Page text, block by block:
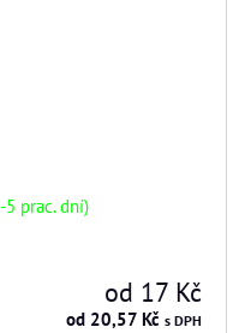
prac. dní)
od 17 Kč
od 20,57 Kč s DPH